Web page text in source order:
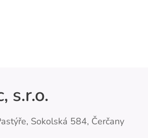
s.r.o.
Sokolská 584, Čerčany